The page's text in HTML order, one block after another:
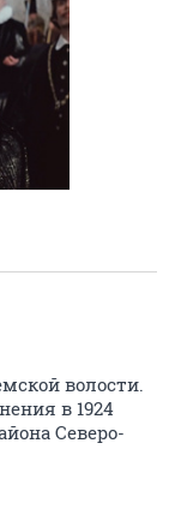
волости.
в 1924
Северо-